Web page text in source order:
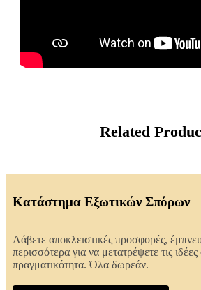
Related
Κατάστημα Εξωτικών Σπόρων
Λάβετε αποκλειστικές προσφορές,
περισσότερα για να μετατρέψετε τις
πραγματικότητα. Όλα δωρεάν.